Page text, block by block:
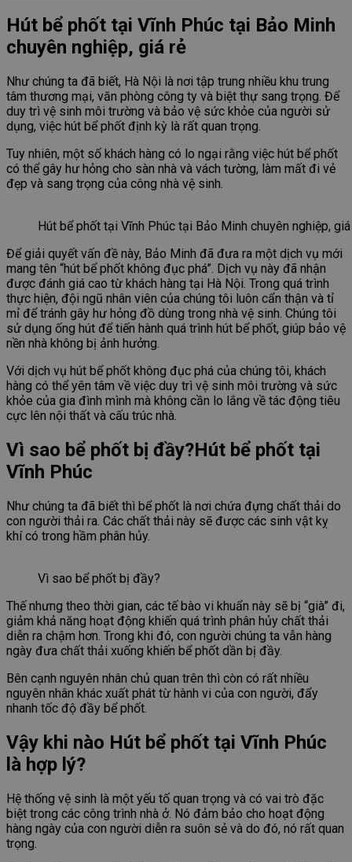
Hút bể phốt tại Vĩnh Phúc tại Bảo Minh
chuyên nghiệp, giá rẻ
Như chúng ta đã biết, Hà Nội là nơi tập trung nhiều khu trung
tâm thương mại, văn phòng công ty và biệt thự sang trọng. Để
duy trì vệ sinh môi trường và bảo vệ sức khỏe của người sử
dụng, việc hút bể phốt định kỳ là rất quan trọng.
Tuy nhiên, một số khách hàng có lo ngại rằng việc hút bể phốt
có thể gây hư hỏng cho sàn nhà và vách tường, làm mất đi vẻ
đẹp và sang trọng của công nhà vệ sinh.
Hút bể phốt tại Vĩnh Phúc tại Bảo Minh chuyên nghiệp,
Để giải quyết vấn đề này, Bảo Minh đã đưa ra một dịch vụ mới
mang tên “hút bể phốt không đục phá”. Dịch vụ này đã nhận
được đánh giá cao từ khách hàng tại Hà Nội. Trong quá trình
thực hiện, đội ngũ nhân viên của chúng tôi luôn cẩn thận và tỉ
mỉ để tránh gây hư hỏng đồ dùng trong nhà vệ sinh. Chúng tôi
sử dụng ống hút để tiến hành quá trình hút bể phốt, giúp bảo vệ
nền nhà không bị ảnh hưởng.
Với dịch vụ hút bể phốt không đục phá của chúng tôi, khách
hàng có thể yên tâm về việc duy trì vệ sinh môi trường và sức
khỏe của gia đình mình mà không cần lo lắng về tác động tiêu
cực lên nội thất và cấu trúc nhà.
Vì sao bể phốt bị đầy?Hút bể phốt tại
Vĩnh Phúc
Như chúng ta đã biết thì bể phốt là nơi chứa đựng chất thải do
con người thải ra. Các chất thải này sẽ được các sinh vật kỵ
khí có trong hầm phân hủy.
Vì sao bể phốt bị đầy?
Thế nhưng theo thời gian, các tế bào vi khuẩn này sẽ bị “già” đi,
giảm khả năng hoạt động khiến quá trình phân hủy chất thải
diễn ra chậm hơn. Trong khi đó, con người chúng ta vẫn hàng
ngày đưa chất thải xuống khiến bể phốt dần bị đầy.
Bên cạnh nguyên nhân chủ quan trên thì còn có rất nhiều
nguyên nhân khác xuất phát từ hành vi của con người, đẩy
nhanh tốc độ đầy bể phốt.
Vậy khi nào Hút bể phốt tại Vĩnh Phúc
là hợp lý?
Hệ thống vệ sinh là một yếu tố quan trọng và có vai trò đặc
biệt trong các công trình nhà ở. Nó đảm bảo cho hoạt động
hàng ngày của con người diễn ra suôn sẻ và do đó, nó rất quan
trọng.